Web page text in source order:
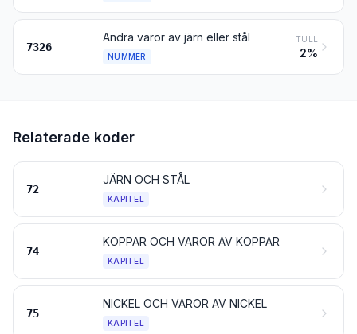
7326
Andra varor av järn eller stål
NUMMER
TULL
2%
Relaterade koder
72
JÄRN OCH STÅL
KAPITEL
74
KOPPAR OCH VAROR AV KOPPAR
KAPITEL
75
NICKEL OCH VAROR AV NICKEL
KAPITEL